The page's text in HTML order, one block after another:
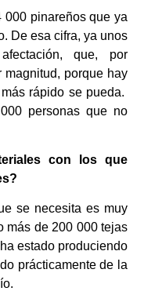
pinareños que ya
De esa cifra, ya unos
que, por
magnitud, porque hay
rápido se pueda.
personas que no
con los que
se necesita es muy
más de 200 000 tejas
estado produciendo
prácticamente de la